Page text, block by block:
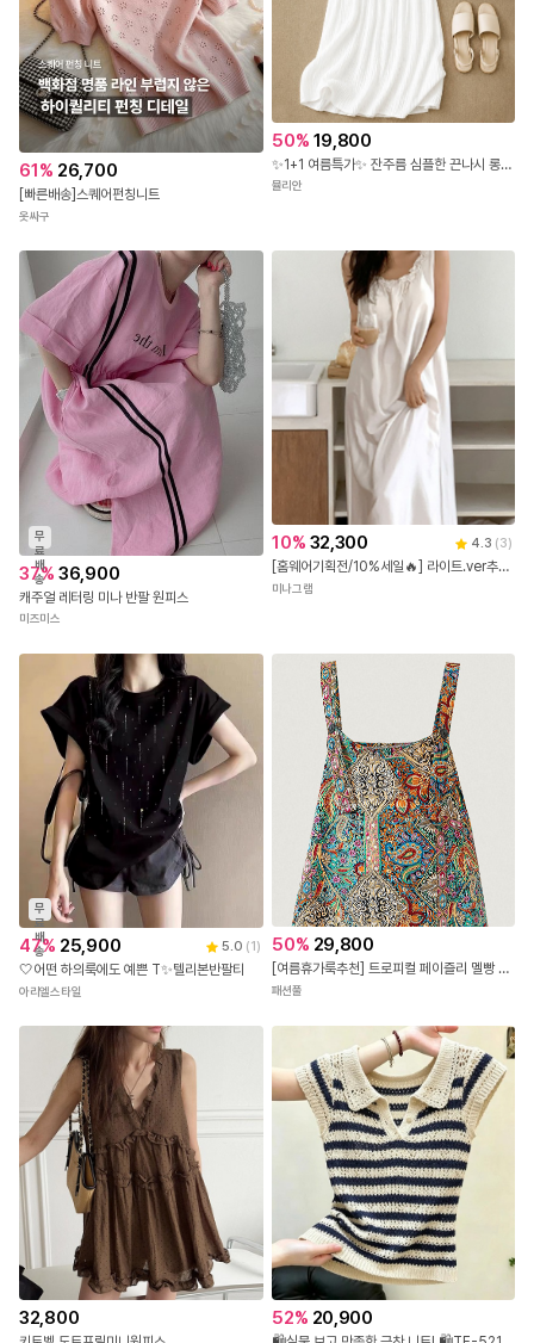
61 % 26,700
[빠른배송]스퀘어펀칭니트
옷싸구
50% 19,800
✨1+1 여름특가✨ 잔주름 심플한 끈나시 롱 원피스
뮬리안
무
료
배
송
37% 36,900
캐주얼 레터링 미나 반팔 원피스
미즈미스
10% 32,300 4.3 (3)
[홈웨어기획전/10%세일🔥] 라이트.ver추가! 브라캡내장 율리아 실크 파자마 잠옷원피
미나그램
무
료
배
송
47% 25,900 5.0 (1 )
🤍어떤 하의룩에도 예쁜 T✨텔리본반팔티
아리엘스타일
50% 29,800
[여름휴가룩추천] 트로피컬 페이즐리 멜빵 팬츠
패션풀
32,800 52% 20,900